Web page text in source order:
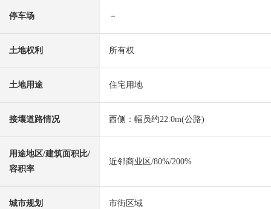
停车场 －
土地权利 所有权
土地用途 住宅用地
接壤道路情况 西侧：幅员约22.0m(公路)
用途地区/建筑面积比/
容积率
近邻商业区/80%/200%
城市规划 市街区域